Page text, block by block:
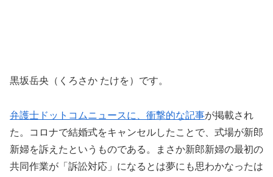
黒坂岳央（くろさか たけを）です。
弁護士ドットコムニュースに、衝撃的な記事が掲載され
た。コロナで結婚式をキャンセルしたことで、式場が新郎
新婦を訴えたというものである。まさか新郎新婦の最初の
共同作業が「訴訟対応」になるとは夢にも思わかなったは